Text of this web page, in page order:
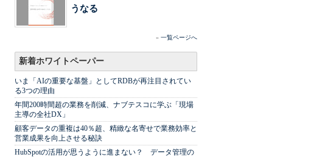
うなる
» 一覧ページへ
新着ホワイトペーパー
いま「AIの重要な基盤」としてRDBが再注目されてい
る3つの理由
年間200時間超の業務を削減、ナブテスコに学ぶ「現場
主導の全社DX」
顧客データの重複は40％超、精緻な名寄せで業務効率と
営業成果を向上させる秘訣
HubSpotの活用が思うように進まない？ データ管理の